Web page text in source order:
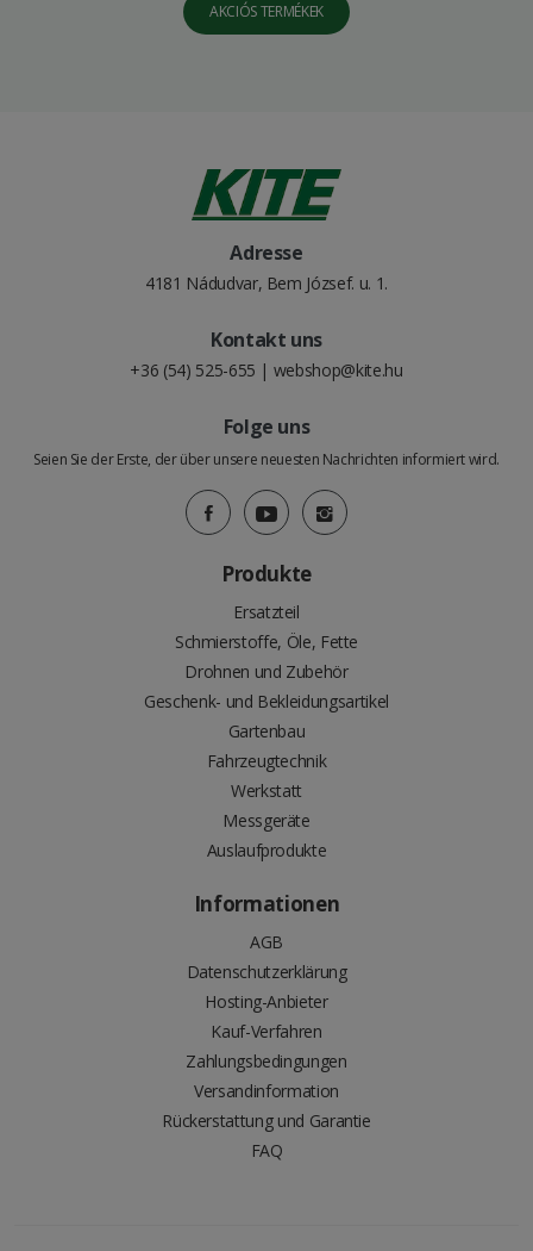
AKCIÓS TERMÉKEK
Adresse
4181 Nádudvar, Bem József. u. 1.
Kontakt uns
+36 (54) 525-655 | webshop@kite.hu
Folge uns
Seien Sie der Erste, der über unsere neuesten Nachrichten informiert wird.
Produkte
Ersatzteil
Schmierstoffe, Öle, Fette
Drohnen und Zubehör
Geschenk- und Bekleidungsartikel
Gartenbau
Fahrzeugtechnik
Werkstatt
Messgeräte
Auslaufprodukte
Informationen
AGB
Datenschutzerklärung
Hosting-Anbieter
Kauf-Verfahren
Zahlungsbedingungen
Versandinformation
Rückerstattung und Garantie
FAQ